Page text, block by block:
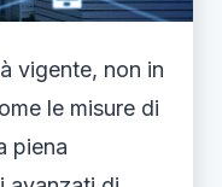
vigente, non in
le misure di
piena